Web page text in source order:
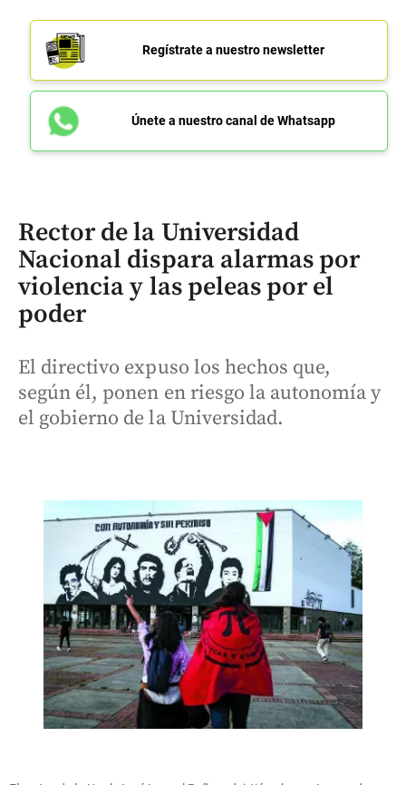
Regístrate a nuestro newsletter
Únete a nuestro canal de Whatsapp
Rector de la Universidad
Nacional dispara alarmas por
violencia y las peleas por el
poder
El directivo expuso los hechos que,
según él, ponen en riesgo la autonomía y
el gobierno de la Universidad.